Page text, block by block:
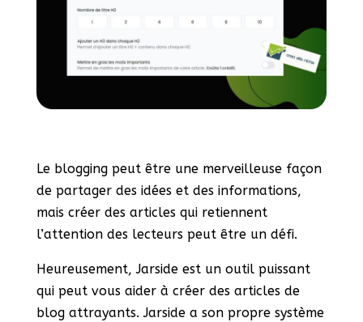
Le blogging peut être une merveilleuse façon
de partager des idées et des informations,
mais créer des articles qui retiennent
l’attention des lecteurs peut être un défi.
Heureusement, Jarside est un outil puissant
qui peut vous aider à créer des articles de
blog attrayants. Jarside a son propre système